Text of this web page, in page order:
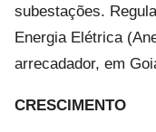
subestações.
Energia Elétrica
arrecadador, em
CRESCIMENTO